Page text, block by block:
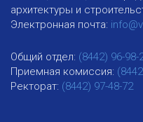
архитектуры и
Электронная почта:
Общий отдел: (8442) 96-98-
Приемная комиссия:
Ректорат: (8442) 97-48-72